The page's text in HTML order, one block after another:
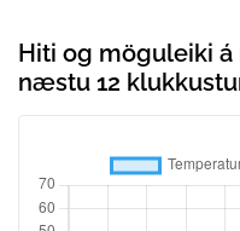
Hiti og möguleiki
næstu 12